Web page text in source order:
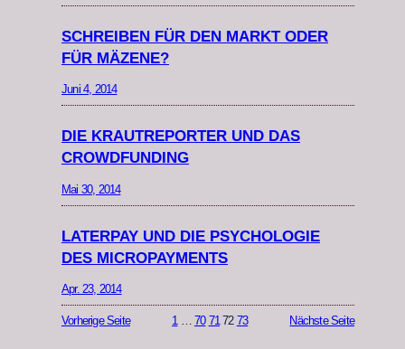
SCHREIBEN FÜR DEN MARKT ODER
FÜR MÄZENE?
Juni 4, 2014
DIE KRAUTREPORTER UND DAS
CROWDFUNDING
Mai 30, 2014
LATERPAY UND DIE PSYCHOLOGIE
DES MICROPAYMENTS
Apr. 23, 2014
Vorherige Seite 1 … 70 71 72 73 Nächste Seite